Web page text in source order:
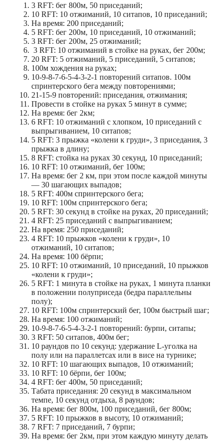
3 RFT: бег 800м, 50 приседаний;
10 RFT: 10 отжиманий, 10 ситапов, 10 приседаний;
На время: 200 приседаний;
5 RFT: бег 200м, 10 приседаний, 10 отжиманий;
3 RFT: бег 200м, 25 отжиманий;
3 RFT: 10 отжиманий в стойке на руках, бег 200м;
20 RFT: 5 отжиманий, 5 приседаний, 5 ситапов;
100м хождения на руках;
10-9-8-7-6-5-4-3-2-1 повторений ситапов. 100м
спринтерского бега между повторениями;
21-15-9 повторений: приседания, отжимания;
Провести в стойке на руках 5 минут в сумме;
На время: бег 2км;
6 RFT: 10 отжиманий с хлопком, 10 приседаний с
выпрыгиванием, 10 ситапов;
5 RFT: 3 прыжка «колени к груди», 3 приседания, 3
прыжка в длину;
8 RFT: стойка на руках 30 секунд, 10 приседаний;
10 RFT: 10 отжиманий, бег 100м;
На время: бег 2 км, при этом после каждой минуты
— 30 шагающих выпадов;
5 RFT: 400м спринтерского бега;
10 RFT: 100м спринтерского бега;
5 RFT: 30 секунд в стойке на руках, 20 приседаний;
4 RFT: 25 приседаний с выпрыгиванием;
На время: 250 приседаний;
4 RFT: 10 прыжков «колени к груди», 10
отжиманий, 10 ситапов;
На время: 100 бёрпи;
10 RFT: 10 отжиманий, 10 приседаний, 10 прыжков
«колени к груди»;
5 RFT: 1 минута в стойке на руках, 1 минута планки
в положении полуприседа (бедра параллельны
полу);
10 RFT: 100м спринтерский бег, 100м быстрый шаг;
На время: 100 отжиманий;
10-9-8-7-6-5-4-3-2-1 повторений: бурпи, ситапы;
3 RFT: 50 ситапов, 400м бег;
10 раундов по 10 секунд: удержание L-уголка на
полу или на параллетсах или в висе на турнике;
10 RFT: 10 шагающих выпадов, 10 отжиманий;
10 RFT: 10 бёрпи, бег 100м;
4 RFT: бег 400м, 50 приседаний;
Табата приседания: 20 секунд в максимальном
темпе, 10 секунд отдыха, 8 раундов;
На время: бег 800м, 100 приседаний, бег 800м;
5 RFT: 10 прыжков в высоту, 10 отжиманий;
7 RFT: 7 приседаний, 7 бурпи;
На время: бег 2км, при этом каждую минуту делать